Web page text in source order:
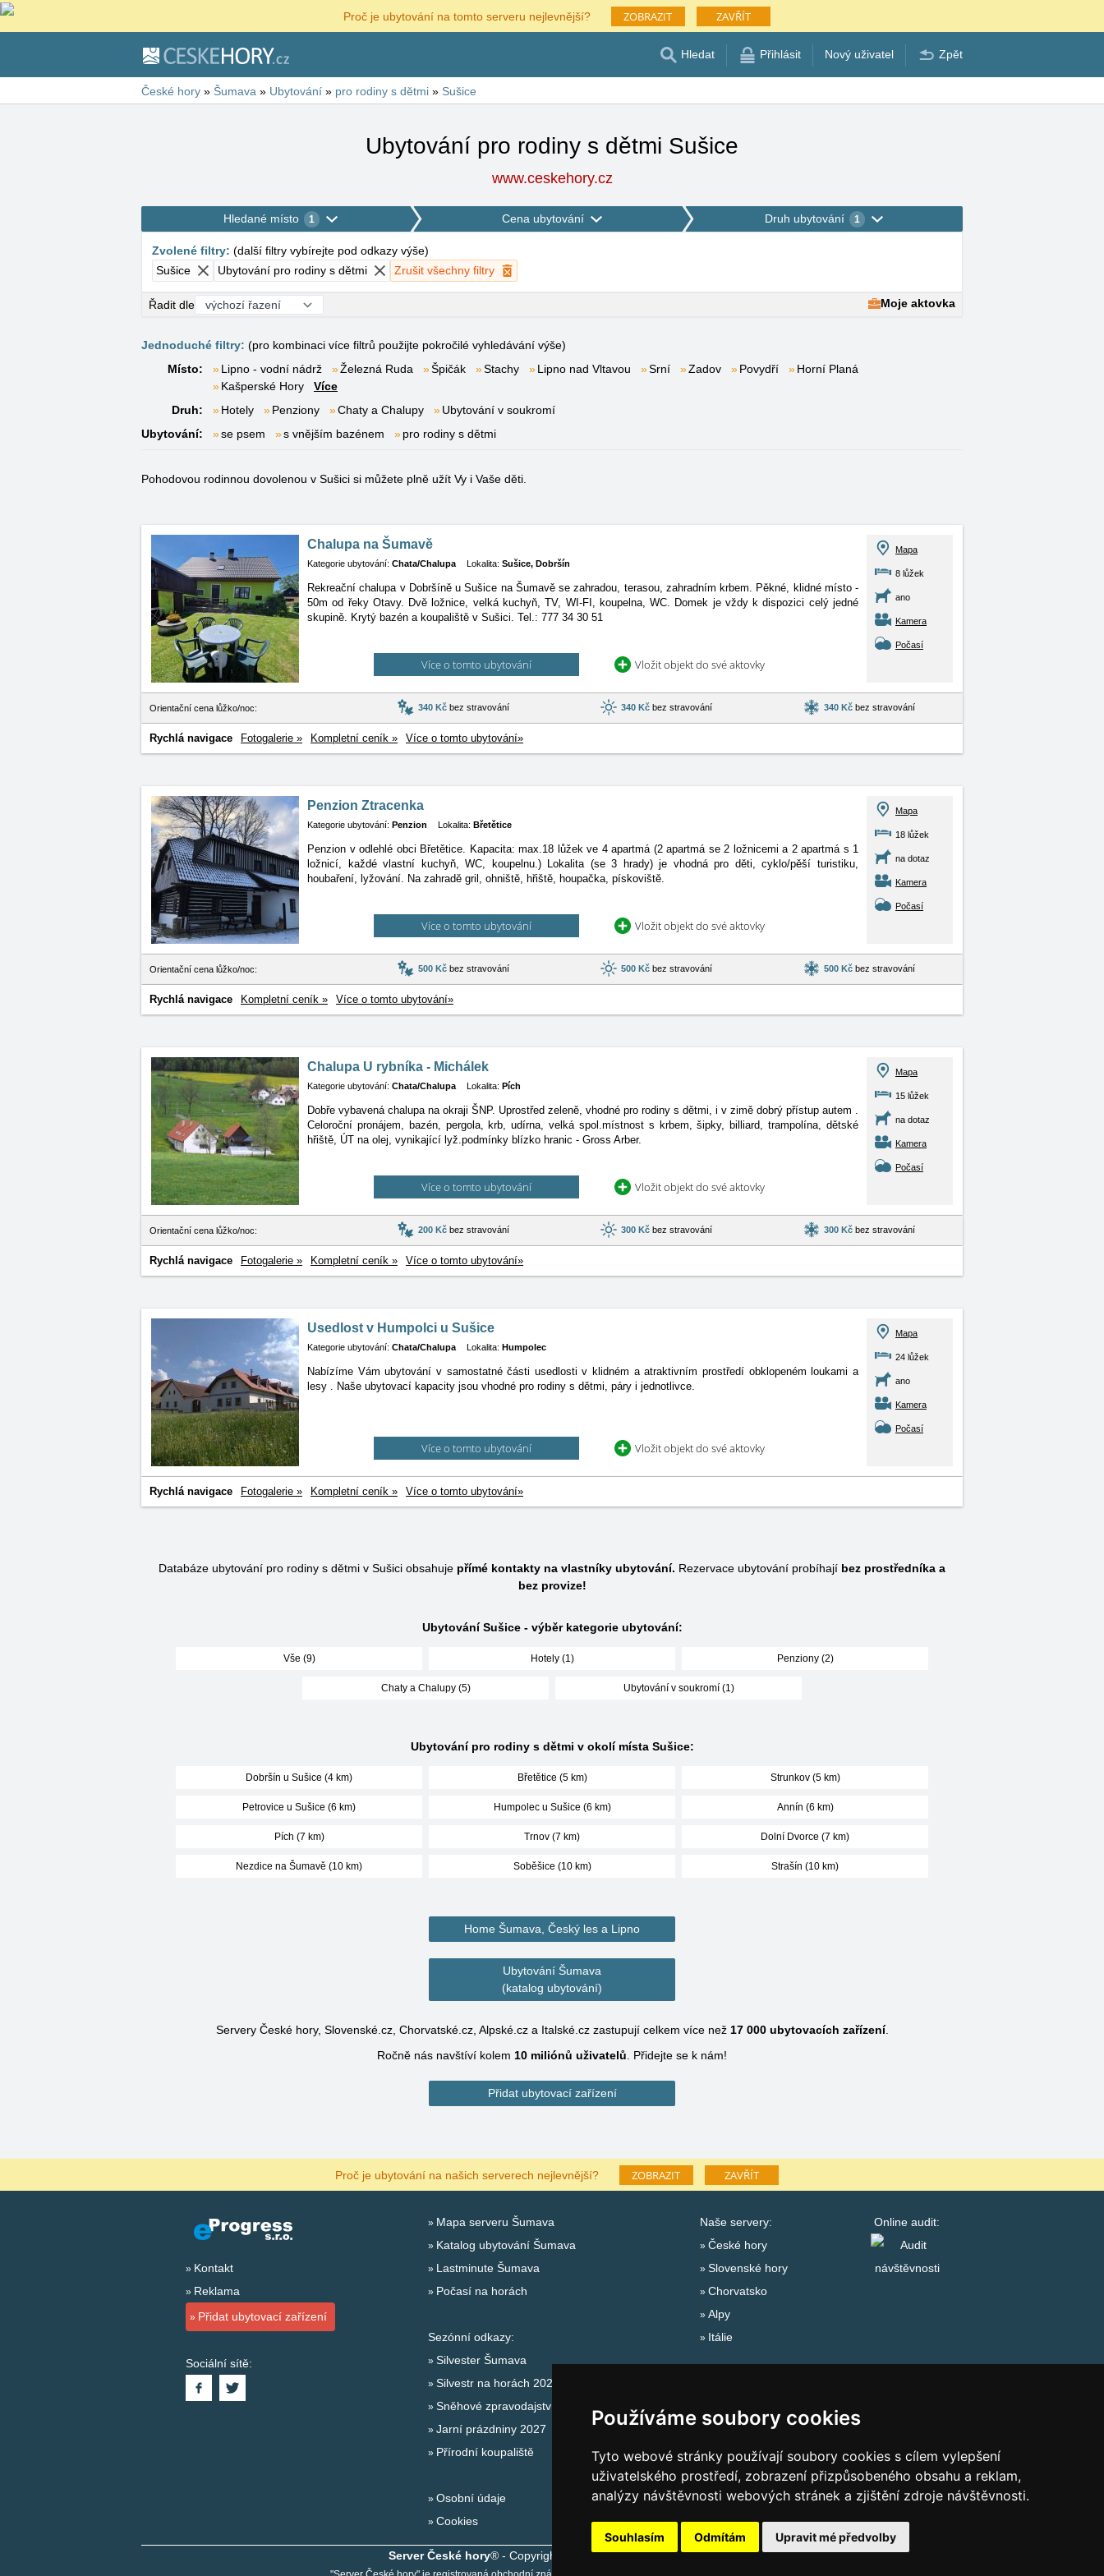
Používáme soubory cookies
Tyto webové stránky používají soubory cookies s cílem vylepšení
uživatelského prostředí, zobrazení přizpůsobeného obsahu a reklam,
analýzy návštěvnosti webových stránek a zjištění zdroje návštěvnosti.
Souhlasím Odmítám Upravit mé předvolby
Proč je ubytování na tomto serveru nejlevnější? ZOBRAZIT ZAVŘÍT
Hledat Přihlásit Nový uživatel Zpět
České hory » Šumava » Ubytování » pro rodiny s dětmi » Sušice
Ubytování pro rodiny s dětmi Sušice
www.ceskehory.cz
Hledané místo 1 Cena ubytování Druh ubytování 1
Zvolené filtry: (další filtry vybírejte pod odkazy výše)
Sušice
Ubytování pro rodiny s dětmi Zrušit všechny filtry
Řadit dle Moje aktovka
Jednoduché filtry: (pro kombinaci více filtrů použijte pokročilé vyhledávání výše)
Místo:
Lipno - vodní nádrž Železná Ruda Špičák Stachy Lipno nad Vltavou Srní Zadov Povydří
Horní Planá
Kašperské Hory
Více
Druh:
Hotely Penziony Chaty a Chalupy
Ubytování v soukromí
Ubytování:
se psem s vnějším bazénem pro rodiny s dětmi
Pohodovou rodinnou dovolenou v Sušici si můžete plně užít Vy i Vaše děti.
Chalupa na Šumavě
Kategorie ubytování: Chata/Chalupa Lokalita: Sušice, Dobršín
Rekreační chalupa v Dobršíně u Sušice na Šumavě se zahradou, terasou, zahradním krbem. Pěkné, klidné místo -
50mod řeky Otavy. Dvě ložnice, velká kuchyň, TV, WI-FI, koupelna, WC. Domek je vždy k dispozici celý jedné
skupině. Krytý bazén a koupaliště v Sušici. Tel.: 777 34 30 51
Více o tomto ubytování Vložit objekt do své aktovky
Mapa
8 lůžek
ano
Kamera
Počasí
Orientační cena lůžko/noc: 340 Kčbez stravování 340 Kčbez stravování 340 Kčbez stravování
Rychlá navigace Fotogalerie » Kompletní ceník » Více o tomto ubytování»
Penzion Ztracenka
Kategorie ubytování: Penzion Lokalita: Břetětice
Penzion v odlehlé obci Břetětice. Kapacita: max.18 lůžek ve 4 apartmá (2 apartmá se 2 ložnicemi a 2 apartmá s 1
ložnicí, každé vlastní kuchyň, WC, koupelnu.) Lokalita (se 3 hrady) je vhodná pro děti, cyklo/pěší turistiku,
houbaření, lyžování. Na zahradě gril, ohniště, hřiště, houpačka, pískoviště.
Více o tomto ubytování Vložit objekt do své aktovky
Mapa
18 lůžek
na dotaz
Kamera
Počasí
Orientační cena lůžko/noc: 500 Kčbez stravování 500 Kčbez stravování 500 Kčbez stravování
Rychlá navigace Kompletní ceník » Více o tomto ubytování»
Chalupa U rybníka - Michálek
Kategorie ubytování: Chata/Chalupa Lokalita: Pích
Dobře vybavená chalupa na okraji ŠNP. Uprostřed zeleně, vhodné pro rodiny s dětmi, i v zimě dobrý přístup autem .
Celoroční pronájem, bazén, pergola, krb, udírna, velká spol.místnost s krbem, šipky, billiard, trampolína, dětské
hřiště, ÚT na olej, vynikající lyž.podmínky blízko hranic - Gross Arber.
Více o tomto ubytování Vložit objekt do své aktovky
Mapa
15 lůžek
na dotaz
Kamera
Počasí
Orientační cena lůžko/noc: 200 Kčbez stravování 300 Kčbez stravování 300 Kčbez stravování
Rychlá navigace Fotogalerie » Kompletní ceník » Více o tomto ubytování»
Usedlost v Humpolci u Sušice
Kategorie ubytování: Chata/Chalupa Lokalita: Humpolec
Nabízíme Vám ubytování v samostatné části usedlosti v klidném a atraktivním prostředí obklopeném loukami a
lesy . Naše ubytovací kapacity jsou vhodné pro rodiny s dětmi, páry i jednotlivce.
Více o tomto ubytování Vložit objekt do své aktovky
Mapa
24 lůžek
ano
Kamera
Počasí
Rychlá navigace Fotogalerie » Kompletní ceník » Více o tomto ubytování»
Databáze ubytování pro rodiny s dětmi v Sušici obsahuje přímé kontakty na vlastníky ubytování. Rezervace ubytování probíhají bez prostředníka a
bez provize!
Ubytování Sušice - výběr kategorie ubytování:
Vše (9) Hotely (1) Penziony (2)
Chaty a Chalupy (5) Ubytování v soukromí (1)
Ubytování pro rodiny s dětmi v okolí místa Sušice:
Dobršín u Sušice (4 km) Břetětice (5 km) Strunkov (5 km)
Petrovice u Sušice (6 km) Humpolec u Sušice (6 km) Annín (6 km)
Pích (7 km) Trnov (7 km) Dolní Dvorce (7 km)
Nezdice na Šumavě (10 km) Soběšice (10 km) Strašín (10 km)
Home Šumava, Český les a Lipno
Ubytování Šumava
(katalog ubytování)
Servery České hory, Slovenské.cz, Chorvatské.cz, Alpské.cz a Italské.cz zastupují celkem více než 17 000ubytovacích zařízení.
Ročně nás navštíví kolem 10 miliónů uživatelů Přidejte se k nám!
Přidat ubytovací zařízení
Proč je ubytování na našich serverech nejlevnější? ZOBRAZIT ZAVŘÍT
Kontakt
Reklama
Přidat ubytovací zařízení
Sociální sítě:
Mapa serveru Šumava
Katalog ubytování Šumava
Lastminute Šumava
Počasí na horách
Sezónní odkazy:
Silvester Šumava
Silvestr na horách 2025/26
Sněhové zpravodajství
Jarní prázdniny 2027
Přírodní koupaliště
Osobní údaje
Cookies
Naše servery:
České hory
Slovenské hory
Chorvatsko
Alpy
Itálie
Online audit:
Server České hory® - Copyright © 1999-2026eProgress s.r.o.